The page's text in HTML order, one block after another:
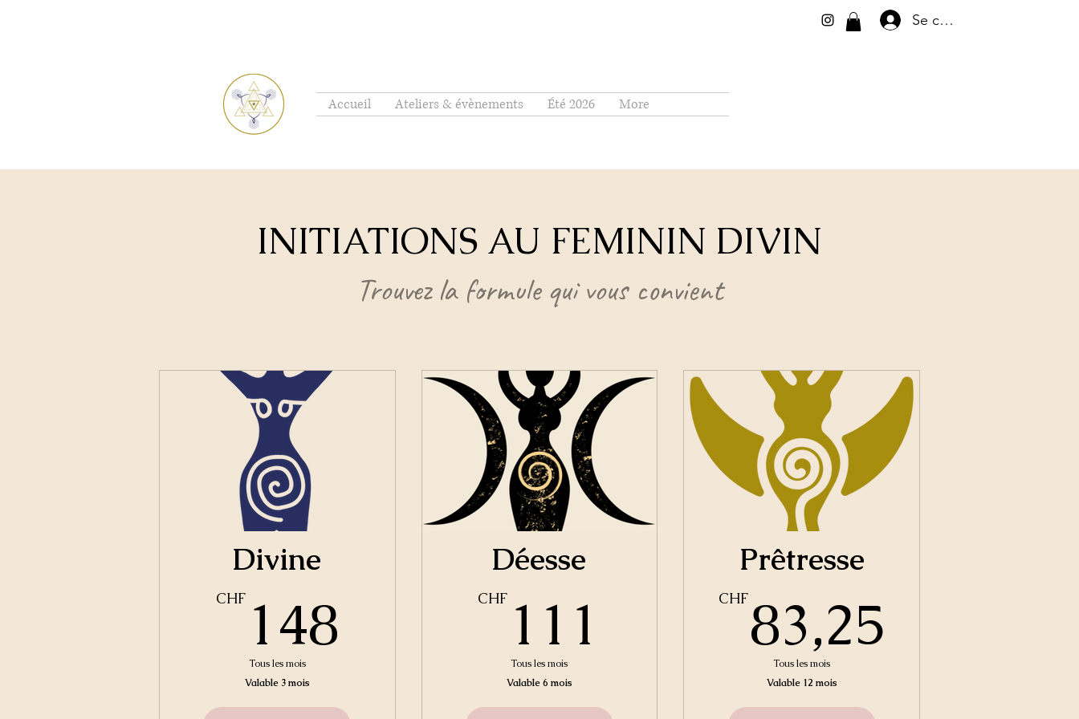
Se connecter
Accueil Ateliers & évènements Été 2026 More
INITIATIONS AU FEMININ DIVIN
Trouvez la formule qui vous convient
Divine
CHF 148 148CHF
Tous les mois
Valable 3 mois
Déesse
CHF 111 111CHF
Tous les mois
Valable 6 mois
Prêtresse
CHF83,25
Tous les mois
Valable 12 mois